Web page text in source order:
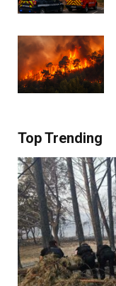
Top Trending